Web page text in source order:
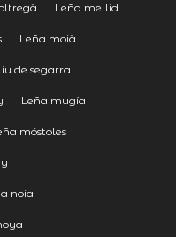
Leña mellid
Leña moià
de segarra
Leña mugía
móstoles
noia